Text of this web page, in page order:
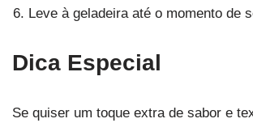
Leve à geladeira até o momento de
Dica Especial
Se quiser um toque extra de sabor e